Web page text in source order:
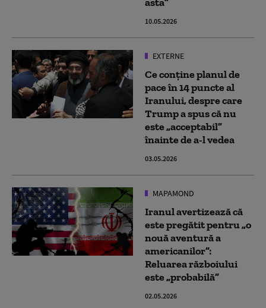
10.05.2026
EXTERNE
Ce conţine planul de
pace în 14 puncte al
Iranului, despre care
Trump a spus că nu
este „acceptabil”
înainte de a-l vedea
03.05.2026
MAPAMOND
Iranul avertizează că
este pregătit pentru „o
nouă aventură a
americanilor”:
Reluarea războiului
este „probabilă”
02.05.2026